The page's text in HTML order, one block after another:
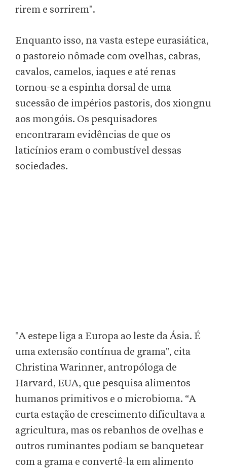
rirem e sorrirem".
Enquanto isso, na vasta estepe eurasiática,
o pastoreio nômade com ovelhas, cabras,
cavalos, camelos, iaques e até renas
tornou-se a espinha dorsal de uma
sucessão de impérios pastoris, dos xiongnu
aos mongóis. Os pesquisadores
encontraram evidências de que os
laticínios eram o combustível dessas
sociedades.
"A estepe liga a Europa ao leste da Ásia. É
uma extensão contínua de grama", cita
Christina Warinner, antropóloga de
Harvard, EUA, que pesquisa alimentos
humanos primitivos e o microbioma. “A
curta estação de crescimento dificultava a
agricultura, mas os rebanhos de ovelhas e
outros ruminantes podiam se banquetear
com a grama e convertê-la em alimento